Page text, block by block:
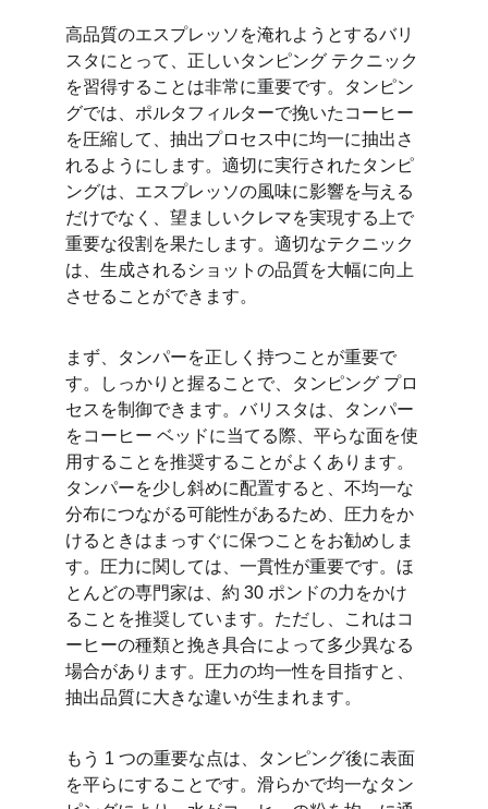
高品質のエスプレッソを淹れようとするバリ
スタにとって、正しいタンピング テクニック
を習得することは非常に重要です。タンピン
グでは、ポルタフィルターで挽いたコーヒー
を圧縮して、抽出プロセス中に均一に抽出さ
れるようにします。適切に実行されたタンピ
ングは、エスプレッソの風味に影響を与える
だけでなく、望ましいクレマを実現する上で
重要な役割を果たします。適切なテクニック
は、生成されるショットの品質を大幅に向上
させることができます。
まず、タンパーを正しく持つことが重要で
す。しっかりと握ることで、タンピング プロ
セスを制御できます。バリスタは、タンパー
をコーヒー ベッドに当てる際、平らな面を使
用することを推奨することがよくあります。
タンパーを少し斜めに配置すると、不均一な
分布につながる可能性があるため、圧力をか
けるときはまっすぐに保つことをお勧めしま
す。圧力に関しては、一貫性が重要です。ほ
とんどの専門家は、約 30 ポンドの力をかけ
ることを推奨しています。ただし、これはコ
ーヒーの種類と挽き具合によって多少異なる
場合があります。圧力の均一性を目指すと、
抽出品質に大きな違いが生まれます。
もう 1 つの重要な点は、タンピング後に表面
を平らにすることです。滑らかで均一なタン